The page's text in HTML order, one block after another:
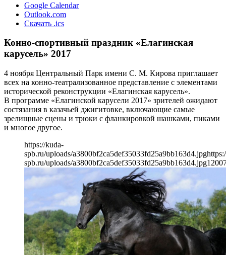
Google Calendar
Outlook.com
Скачать .ics
Конно-спортивный праздник «Елагинская
карусель» 2017
4 ноября Центральный Парк имени С. М. Кирова приглашает
всех на конно-театрализованное представление с элементами
исторической реконструкции «Елагинская карусель».
В программе «Елагинской карусели 2017» зрителей ожидают
состязания в казачьей джигитовке, включающие самые
зрелищные сцены и трюки с фланкировкой шашками, пиками
и многое другое.
https://kuda-
spb.ru/uploads/a3800bf2ca5def35033fd25a9bb163d4.jpg
spb.ru/uploads/a3800bf2ca5def35033fd25a9bb163d4.jpg1200